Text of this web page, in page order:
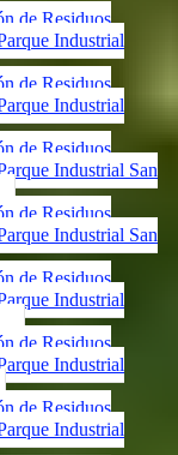
de Residuos
Industrial
de Residuos
Industrial
de Residuos
Industrial San
de Residuos
Industrial San
de Residuos
Industrial
de Residuos
Industrial
de Residuos
Industrial